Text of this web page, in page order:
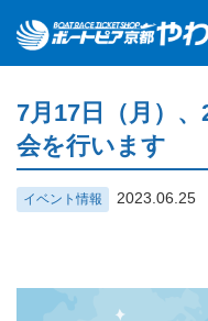
7月17日（月）
会を行います
イベント情報 2023.06.25